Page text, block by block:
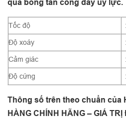
quả bóng tấn công đầy uy lực.
Tốc độ
Độ xoáy
Cảm giác
Độ cứng
Thông số trên theo chuẩn của
HÀNG CHÍNH HÃNG – GIÁ